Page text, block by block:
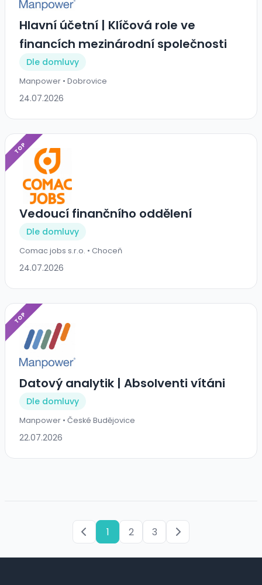
Hlavní účetní | Klíčová role ve
financích mezinárodní společnosti
Dle domluvy
Manpower • Dobrovice
24.07.2026
TOP
Vedoucí finančního oddělení
Dle domluvy
Comac jobs s.r.o. • Choceň
24.07.2026
TOP
Datový analytik | Absolventi vítáni
Dle domluvy
Manpower • České Budějovice
22.07.2026
1 2 3